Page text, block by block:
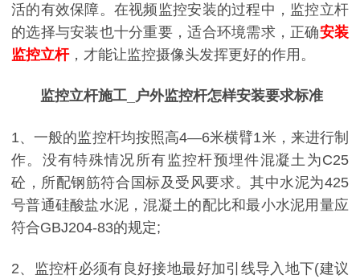
活的有效保障。在视频监控安装的过程中，监控立杆
的选择与安装也十分重要，适合环境需求，正确安装
监控立杆，才能让监控摄像头发挥更好的作用。
监控立杆施工_户外监控杆怎样安装要求标准
1、一般的监控杆均按照高4—6米横臂1米，来进行制
作。没有特殊情况所有监控杆预埋件混凝土为C25
砼，所配钢筋符合国标及受风要求。其中水泥为425
号普通硅酸盐水泥，混凝土的配比和最小水泥用量应
符合GBJ204-83的规定;
2、监控杆必须有良好接地最好加引线导入地下(建议